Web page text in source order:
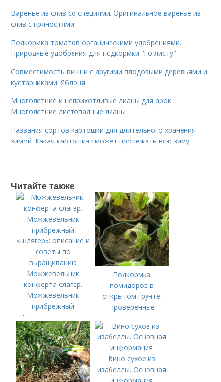
Варенье из слив со специями. Оригинальное варенье из
слив с пряностями
Подкормка томатов органическими удобрениями.
Природные удобрения для подкормки "по листу"
Совместимость вишни с другими плодовыми деревьями и
кустарниками. Яблоня
Многолетние и неприхотливые лианы для арок.
Многолетние листопадные лианы
Названия сортов картошки для длительного хранения
зимой. Какая картошка сможет пролежать всю зиму
Читайте также
Можжевельник
конферта слагер.
Можжевельник
прибрежный
«Шлягер»: описание и
советы по
выращиванию
Подкормка
помидоров в
открытом грунте.
Проверенные
минеральные
удобрения
Вино сухое из
изабеллы. Основная